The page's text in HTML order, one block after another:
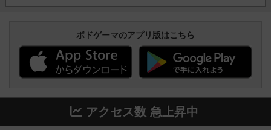
ボドゲーマのアプリ版はこちら
アクセス数 急上昇中